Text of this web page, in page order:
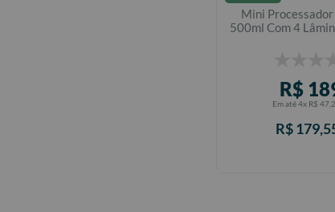
Mini
500ml Com 4
R$
Em até4x R$ 47,
R$179,